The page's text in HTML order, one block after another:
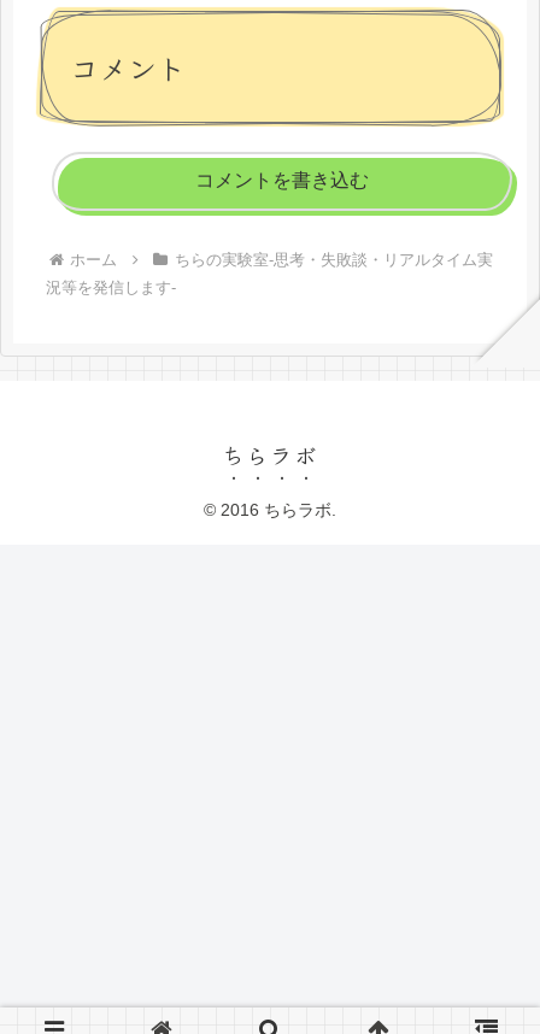
コメント
コメントを書き込む
ホーム
ちらの実験室-思考・失敗談・リアルタイム実
況等を発信します-
ちらラボ
© 2016 ちらラボ.